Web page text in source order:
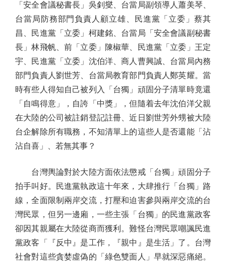
「安全會議秘書長」吳釗燮、台當局副領導人蕭美琴、
台當局防務部門負責人顧立雄、民進黨「立委」蔡其
昌、民進黨「立委」柯建銘、台當局「安全會議副秘書
長」林飛帆、前「立委」陳椒華、民進黨「立委」王定
宇、民進黨「立委」沈伯洋、商人曹興誠、台當局內務
部門負責人劉世芳、台當局教育部門負責人鄭英耀。當
時有些人得知自己被列入「台獨」頑固分子清單時竟還
「自鳴得意」，自誇「中獎」，但隨着去年沈伯洋父親
在大陸的公司被註銷登記註冊、近日劉世芳外甥被大陸
台企解除所有職務，不知清單上的這些人是否還能「沾
沾自喜」、若無其事？
台灣輿論對於大陸方面依法懲戒「台獨」頑固分子
拍手叫好。民進黨執政這十年來，大肆推行「台獨」路
線，全面限制兩岸交流，打壓和迫害參與兩岸交流的台
灣民眾，但另一邊廂，一些主張「台獨」的民進黨政客
卻因其親屬在大陸從商而獲利。難怪台灣民眾嘲諷民進
黨政客「『反中』是工作，『親中』是生活」了。台灣
社會對這些貪婪虛偽的「綠色雙面人」早就深惡痛絕。